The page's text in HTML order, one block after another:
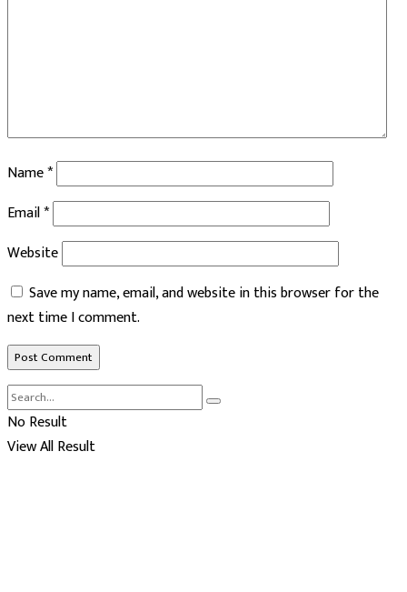
Name*
Email*
Website
Save my name, email, and website in this browser for the
next time I comment.
No Result
View All Result